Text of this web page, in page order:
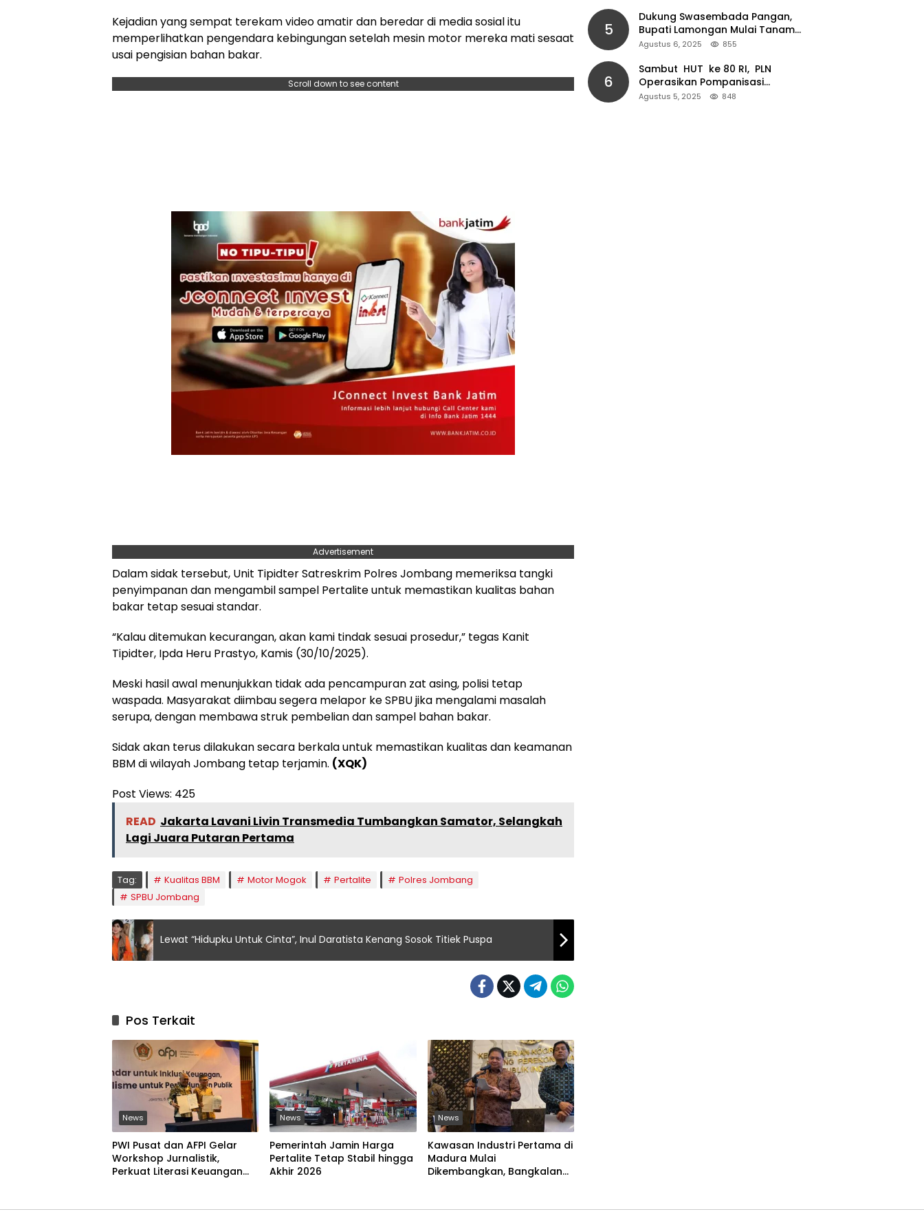
Kejadian yang sempat terekam video amatir dan beredar di media sosial itu
memperlihatkan pengendara kebingungan setelah mesin motor mereka mati sesaat
usai pengisian bahan bakar.
Scroll down to see content
Advertisement
Dalam sidak tersebut, Unit Tipidter Satreskrim Polres Jombang memeriksa tangki
penyimpanan dan mengambil sampel Pertalite untuk memastikan kualitas bahan
bakar tetap sesuai standar.
“Kalau ditemukan kecurangan, akan kami tindak sesuai prosedur,” tegas Kanit
Tipidter, Ipda Heru Prastyo, Kamis (30/10/2025).
Meski hasil awal menunjukkan tidak ada pencampuran zat asing, polisi tetap
waspada. Masyarakat diimbau segera melapor ke SPBU jika mengalami masalah
serupa, dengan membawa struk pembelian dan sampel bahan bakar.
Sidak akan terus dilakukan secara berkala untuk memastikan kualitas dan keamanan
BBM di wilayah Jombang tetap terjamin. (XQK)
Post Views: 425
READ Jakarta Lavani Livin Transmedia Tumbangkan Samator, Selangkah
Lagi Juara Putaran Pertama
Tag: Kualitas BBM Motor Mogok Pertalite
Polres Jombang
SPBU Jombang
Lewat “Hidupku Untuk Cinta”, Inul Daratista Kenang Sosok Titiek Puspa
Pos Terkait
News
PWI Pusat dan AFPI Gelar
Workshop Jurnalistik,
Perkuat Literasi Keuangan
News
Pemerintah Jamin Harga
Pertalite Tetap Stabil hingga
Akhir 2026
News
Kawasan Industri Pertama di
Madura Mulai
Dikembangkan, Bangkalan
5
Dukung Swasembada Pangan,
Bupati Lamongan Mulai Tanam
Padi Musim Ketiga
Agustus 6, 2025 855
6
Sambut HUT ke 80 RI, PLN
Operasikan Pompanisasi
Persawahan dan Akses Air Bersih
Agustus 5, 2025 848